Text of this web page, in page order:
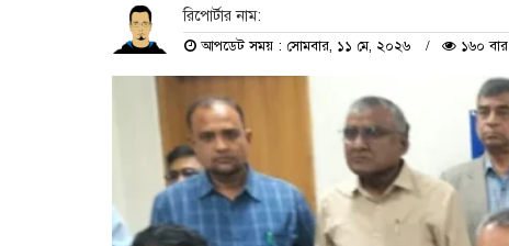
রিপোর্টার নাম:
আপডেট সময় : সোমবার, ১১ মে, ২০২৬ ১৬০ বার